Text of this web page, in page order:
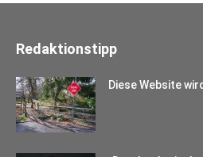
Redaktionstipp
Diese Website